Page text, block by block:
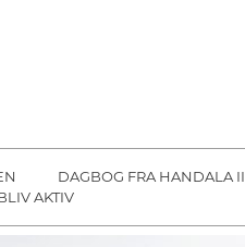
DAGBOG FRA HANDALA II
AKTIV